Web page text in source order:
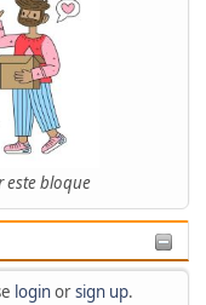
este bloque
loginorsign up.